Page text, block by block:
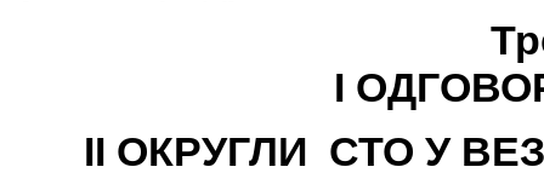
I
II ОКРУГЛИ СТО У